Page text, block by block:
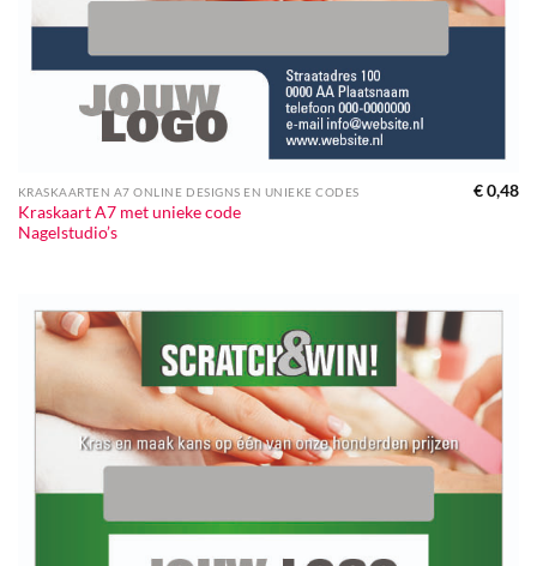
KRASKAARTEN A7 ONLINE DESIGNS EN UNIEKE CODES
Kraskaart A7 met unieke code
Nagelstudio’s
€0,48